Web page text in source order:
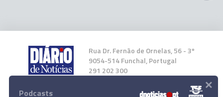
Rua Dr. Fernão de Ornelas, 56 - 3º
9054-514 Funchal, Portugal
291 202 300
Instale a nossa App
Podcasts ×